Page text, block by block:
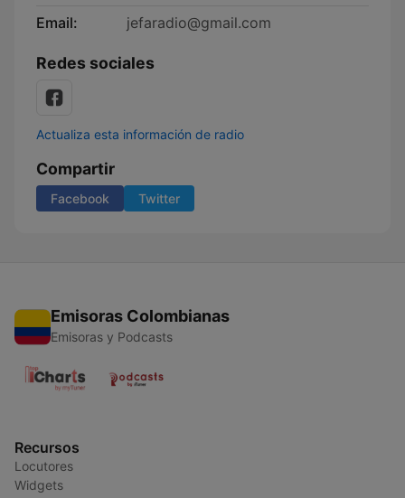
Email:
jefaradio@gmail.com
Redes sociales
Actualiza esta información de radio
Compartir
Facebook Twitter
Emisoras Colombianas
Emisoras y Podcasts
Recursos
Locutores
Widgets